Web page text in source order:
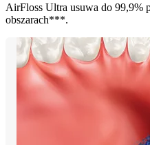
AirFloss Ultra usuwa do 99,9%
obszarach***.